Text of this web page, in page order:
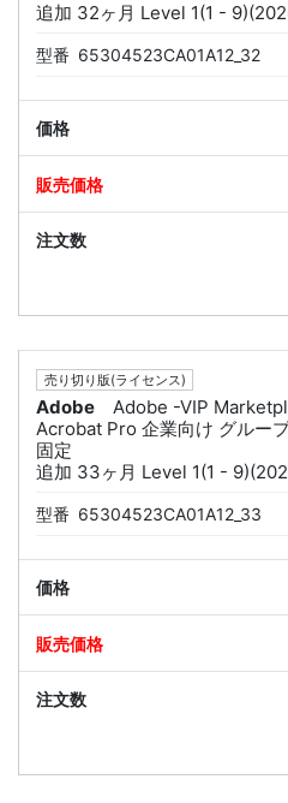
追加 32ヶ月 Level 1(1 -
型番 65304523CA01A12_32
売り切り版(ライセンス)
Adobe
Adobe -VIP
Acrobat Pro 企業向け グルー
固定
追加 33ヶ月 Level 1(1 -
型番 65304523CA01A12_33